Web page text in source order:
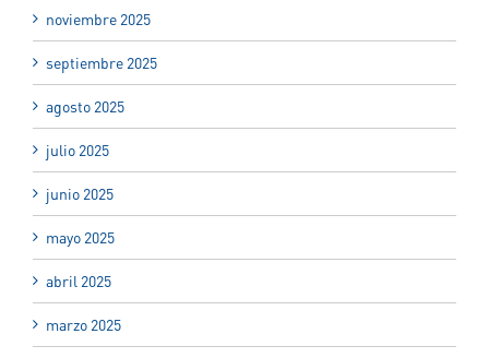
noviembre 2025
septiembre 2025
agosto 2025
julio 2025
junio 2025
mayo 2025
abril 2025
marzo 2025